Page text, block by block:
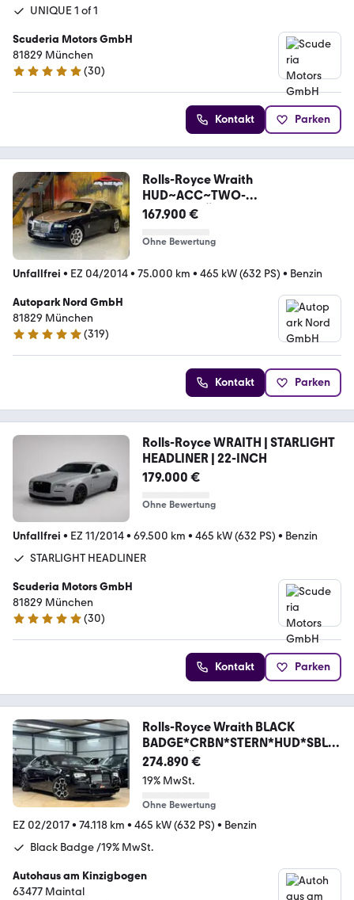
UNIQUE 1 of 1
Scuderia Motors GmbH
81829 München
5 Sterne
(30)
Kontakt Parken
Rolls-Royce Wraith
HUD~ACC~TWO-
TONE~BELÜFTUNG~STERNEHIM
167.900 €
Ohne Bewertung
Unfallfrei • EZ 04/2014• 75.000 km • 465 kW (632 PS) • Benzin
Autopark Nord GmbH
81829 München
4.9 Sterne
(319)
Kontakt Parken
Rolls-Royce WRAITH | STARLIGHT
HEADLINER | 22-INCH
179.000 €
Ohne Bewertung
Unfallfrei • EZ 11/2014• 69.500 km • 465 kW (632 PS) • Benzin
STARLIGHT HEADLINER
Scuderia Motors GmbH
81829 München
5 Sterne
(30)
Kontakt Parken
Rolls-Royce Wraith BLACK
BADGE*CRBN*STERN*HUD*SBLF*
ELEKT TÜR
274.890 €
19% MwSt.
Ohne Bewertung
EZ 02/2017• 74.118 km • 465 kW (632 PS) • Benzin
Black Badge /19% MwSt.
Autohaus am Kinzigbogen
63477 Maintal